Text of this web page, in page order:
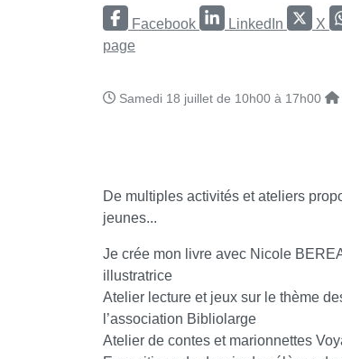
Facebook LinkedIn X
page
Samedi 18 juillet de 10h00 à 17h00
De multiples activités et ateliers
jeunes...
Je crée mon livre avec Nicole
illustratrice
Atelier lecture et jeux sur le thème
l’association Bibliolarge
Atelier de contes et marionnettes